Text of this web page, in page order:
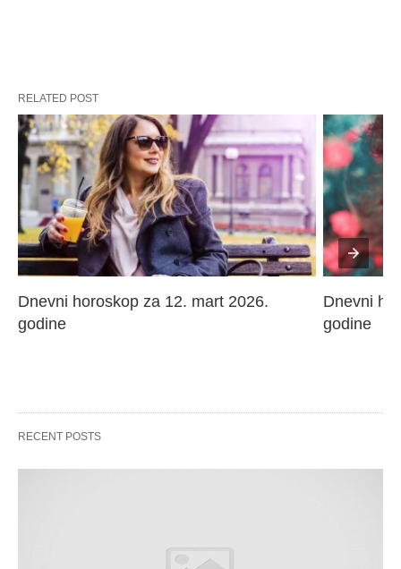
RELATED POST
Dnevni horoskop za 12. mart 2026.
godine
Dnevni
godine
RECENT POSTS